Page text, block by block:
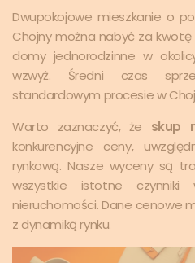
Dwupokojowe mieszkanie o
Chojny można nabyć za kwotę
domy jednorodzinne w
wzwyż. Średni czas
standardowym procesie w
Warto zaznaczyć, że skup
konkurencyjne ceny,
rynkową. Nasze wyceny są
wszystkie istotne czynniki
nieruchomości. Dane cenowe
z dynamiką rynku.